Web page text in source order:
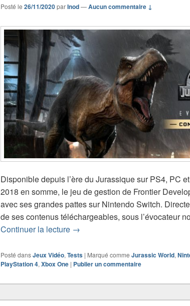
Posté le 26/11/2020parInod—Aucun commentaire ↓
Disponible depuis l’ère du Jurassique sur PS4, PC
2018 en somme, le jeu de gestion de Frontier
avec ses grandes pattes sur Nintendo Switch.
de ses contenus téléchargeables, sous l’évocateur
Continuer la lecture Test de Jurassic World
→
Posté dansJeux Vidéo, Tests | Marqué comme Jurassic World,
PlayStation 4, Xbox One | Publier un commentaire